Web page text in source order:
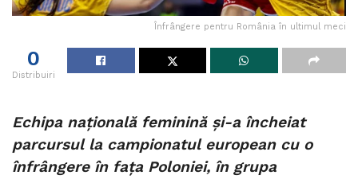
Înfrângere pentru România în ultimul meci
0
Distribuiri
Echipa națională feminină și-a încheiat
parcursul la campionatul european cu o
înfrângere în fața Poloniei, în grupa